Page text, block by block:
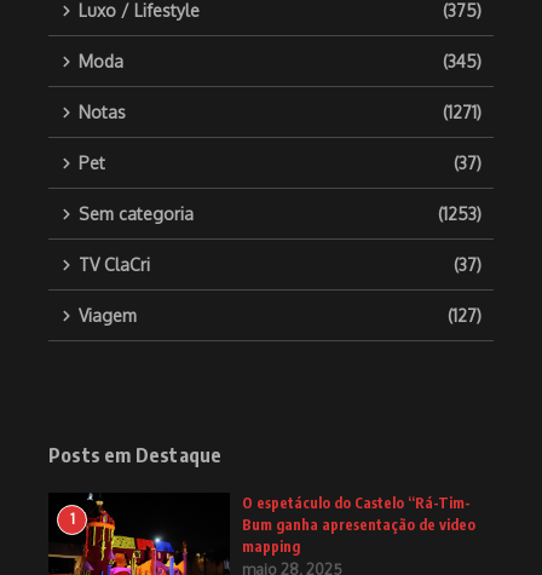
Luxo / Lifestyle (375)
Moda (345)
Notas (1271)
Pet (37)
Sem categoria (1253)
TV ClaCri (37)
Viagem (127)
Posts em Destaque
1
O espetáculo do Castelo “Rá-Tim-
Bum ganha apresentação de video
mapping
maio 28, 2025